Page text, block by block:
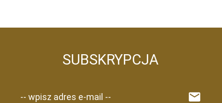
SUBSKRYPCJA
-- wpisz adres e-mail --